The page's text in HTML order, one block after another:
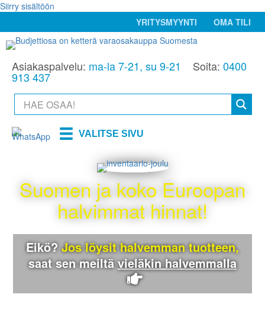
Siirry sisältöön
YRITYSMYYNTI
OMA TILI
Asiakaspalvelu: ma-la 7-21, su 9-21 Soita: 0400
913 437
VALITSE SIVU
Suomen ja koko Euroopan
halvimmat hinnat!
Eikö?Jos löysit halvemman tuotteen,
saat sen meiltävieläkin halvemmalla